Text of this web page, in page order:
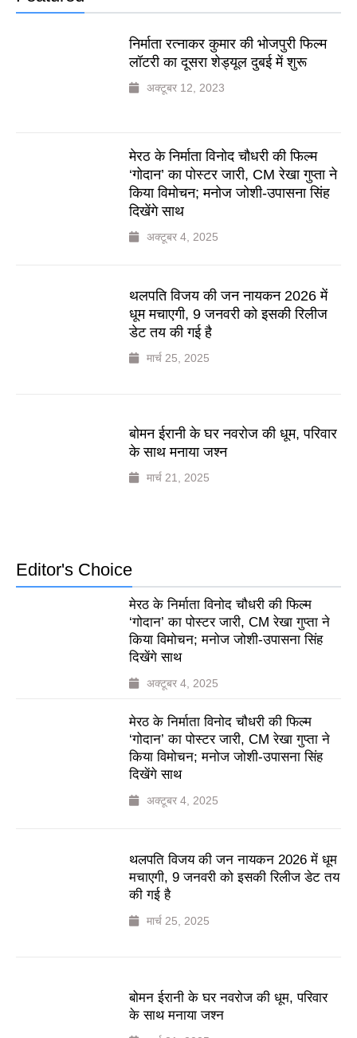
निर्माता रत्नाकर कुमार की भोजपुरी फिल्म
लॉटरी का दूसरा शेड्यूल दुबई में शुरू
अक्टूबर 12, 2023
मेरठ के निर्माता विनोद चौधरी की फिल्म
‘गोदान’ का पोस्टर जारी, CM रेखा गुप्ता ने
किया विमोचन; मनोज जोशी-उपासना सिंह
दिखेंगे साथ
अक्टूबर 4, 2025
थलपति विजय की जन नायकन 2026 में
धूम मचाएगी, 9 जनवरी को इसकी रिलीज
डेट तय की गई है
मार्च 25, 2025
बोमन ईरानी के घर नवरोज की धूम, परिवार
के साथ मनाया जश्न
मार्च 21, 2025
Editor's Choice
मेरठ के निर्माता विनोद चौधरी की फिल्म
‘गोदान’ का पोस्टर जारी, CM रेखा गुप्ता ने
किया विमोचन; मनोज जोशी-उपासना सिंह
दिखेंगे साथ
अक्टूबर 4, 2025
मेरठ के निर्माता विनोद चौधरी की फिल्म
‘गोदान’ का पोस्टर जारी, CM रेखा गुप्ता ने
किया विमोचन; मनोज जोशी-उपासना सिंह
दिखेंगे साथ
अक्टूबर 4, 2025
थलपति विजय की जन नायकन 2026 में धूम
मचाएगी, 9 जनवरी को इसकी रिलीज डेट तय
की गई है
मार्च 25, 2025
बोमन ईरानी के घर नवरोज की धूम, परिवार
के साथ मनाया जश्न